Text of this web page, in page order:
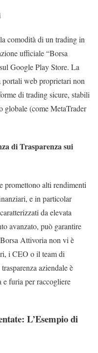
comodità di un trading in
ufficiale “Borsa
Google Play Store. La
portali web proprietari non
di trading sicure, stabili
globale (come MetaTrader
di Trasparenza sui
promettono alti rendimenti
e in particolar
da elevata
avanzato, può garantire
Attivoria non vi è
i CEO o il team di
aziendale è
furia per raccogliere
L’Esempio di